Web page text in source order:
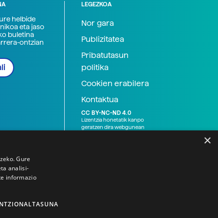
helbide
eta jaso
buletina
ontzian
LEGEZKOA
Nor gara
Publizitatea
Pribatutasun
politika
Cookien erabilera
Kontaktua
CC BY-NC-ND 4.0
Lizentzia honetatik kanpo
geratzen dira webgunean
×
Gure
analisi-
informazio